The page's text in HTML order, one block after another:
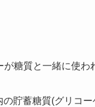
糖質と一緒に使わ
貯蓄糖質(グリコ